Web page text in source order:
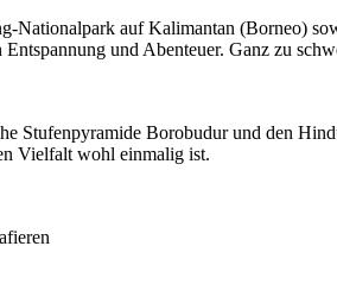
Nationalpark auf Kalimantan (Borneo)
und Abenteuer. Ganz zu
Stufenpyramide Borobudur und den
Vielfalt wohl einmalig ist.